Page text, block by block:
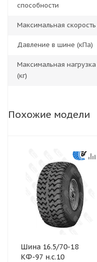
способности
Максимальная скорость
Давление в шине (кПа)
Максимальная нагрузка
(кг)
Похожие модели
Шина 16.5/70-18
КФ-97 н.с.10